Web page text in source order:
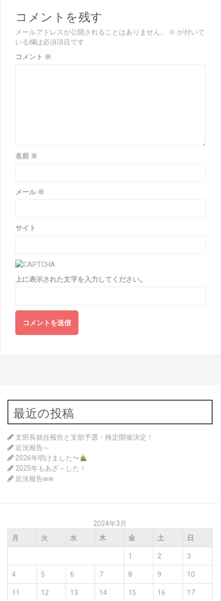
ゲ
ー
シ
ョ
コメントを残す
メールアドレスが公開されることはありません。 ※ が付いて
いる欄は必須項目です
コメント ※
名前 ※
メール ※
サイト
上に表示された文字を入力してください。
最近の投稿
支部長就任報告と支部予選・検定開催決定！
近況報告～
2026年明けました〜
2025年もあざ～した！
近況報告ww
2024年3月
月
火 水 木 金 土 日
1 2 3
4 5 6 7 8 9 10
11 12 13 14 15 16 17